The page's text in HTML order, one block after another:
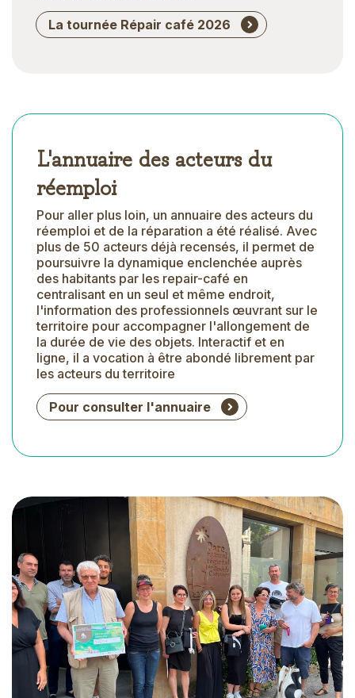
La tournée Répair café 2026
L'annuaire des acteurs du
réemploi
Pour aller plus loin, un annuaire des acteurs du
réemploi et de la réparation a été réalisé. Avec
plus de 50 acteurs déjà recensés, il permet de
poursuivre la dynamique enclenchée auprès
des habitants par les repair-café en
centralisant en un seul et même endroit,
l'information des professionnels œuvrant sur le
territoire pour accompagner l'allongement de
la durée de vie des objets. Interactif et en
ligne, il a vocation à être abondé librement par
les acteurs du territoire
Pour consulter l'annuaire